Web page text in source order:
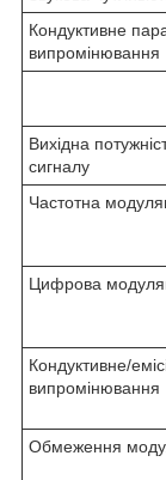
Кондуктивне
випромінювання
Вихідна
сигналу
Частотна
Цифрова
Кондуктивне/
випромінювання
Обмеження